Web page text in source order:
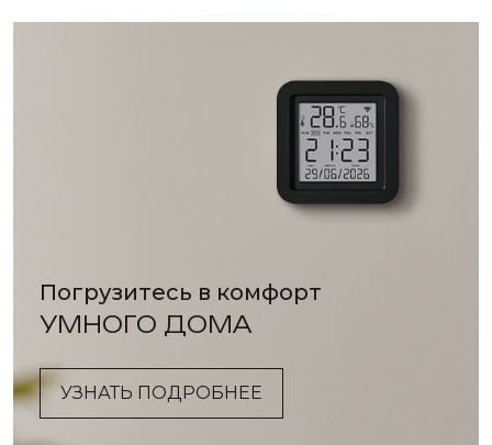
Погрузитесь в комфорт
УМНОГО ДОМА
УЗНАТЬ ПОДРОБНЕЕ